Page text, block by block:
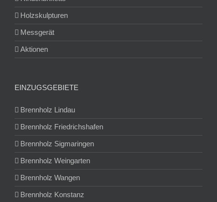
Holzskulpturen
Messgerät
Aktionen
EINZUGSGEBIETE
Brennholz Lindau
Brennholz Friedrichshafen
Brennholz Sigmaringen
Brennholz Weingarten
Brennholz Wangen
Brennholz Konstanz